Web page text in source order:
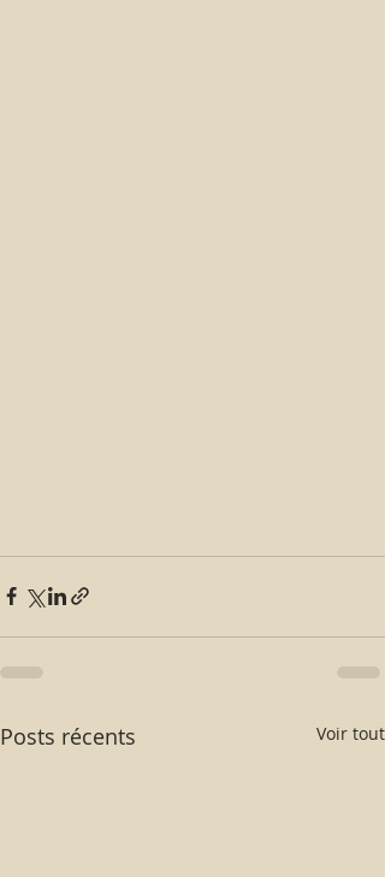
Posts récents Voir tout